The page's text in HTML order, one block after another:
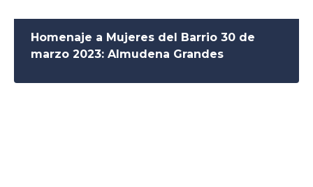
Homenaje a Mujeres del Barrio 30 de
marzo 2023: Almudena Grandes